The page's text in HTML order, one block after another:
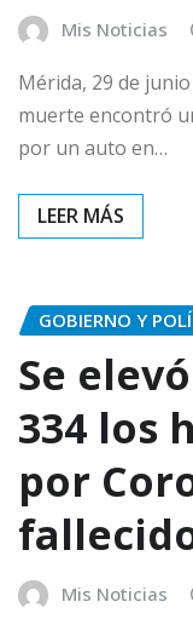
Mis Noticias
Mérida, 29 de
muerte encontró
por un auto en…
GOBIERNO Y
Se
334 los
por
Mis Noticias